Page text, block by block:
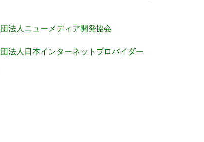
法人ニューメディア開発協会
法人日本インターネットプロバイダー